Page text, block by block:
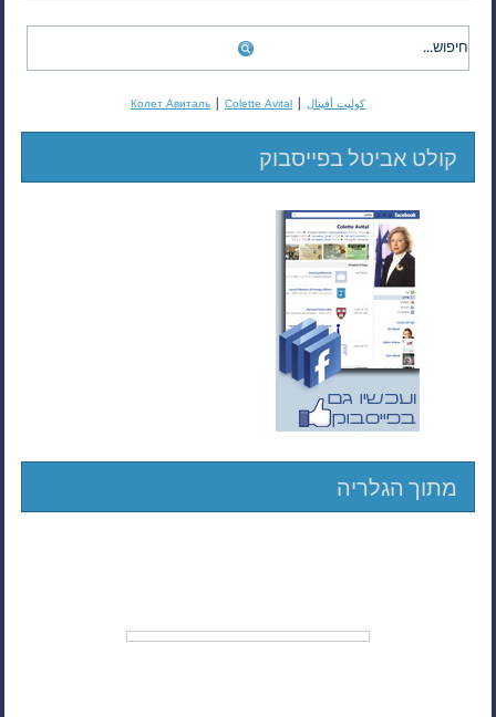
كوليت أفيتال |
Колет Авиталь | Colette Avital
קולט אביטל בפייסבוק
מתוך הגלריה